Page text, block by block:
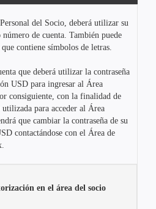
del Socio, deberá utilizar su
de cuenta. También puede
contiene símbolos de letras.
que deberá utilizar la contraseña
USD para ingresar al Área
consiguiente, con la finalidad de
para acceder al Área
que cambiar la contraseña de su
contactándose con el Área de
en el área del socio